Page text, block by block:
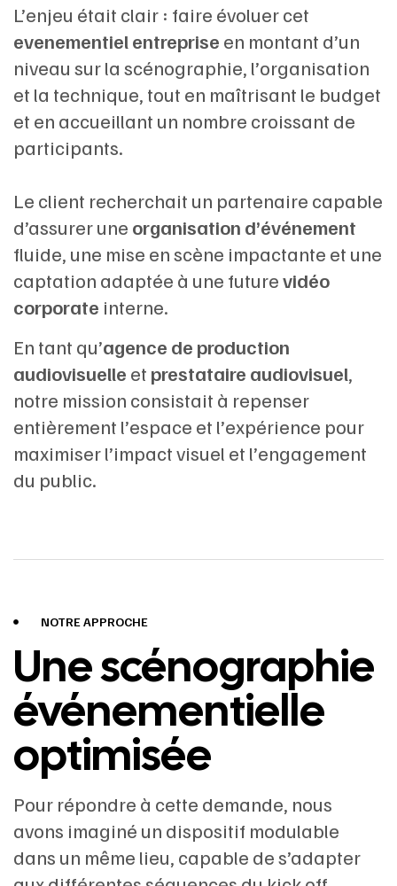
L’enjeu était clair : faire évoluer cet
evenementiel entreprise en montant d’un
niveau sur la scénographie, l’organisation
et la technique, tout en maîtrisant le budget
et en accueillant un nombre croissant de
participants.
Le client recherchait un partenaire capable
d’assurer une organisation d’événement
fluide, une mise en scène impactante et une
captation adaptée à une futurevidéo
corporate interne.
En tant qu’agence de production
audiovisuelle et prestataire audiovisuel
notre mission consistait à repenser
entièrement l’espace et l’expérience pour
maximiser l’impact visuel et l’engagement
du public.
NOTRE APPROCHE
Une scénographie
événementielle
optimisée
Pour répondre à cette demande, nous
avons imaginé un dispositif modulable
dans un même lieu, capable de s’adapter